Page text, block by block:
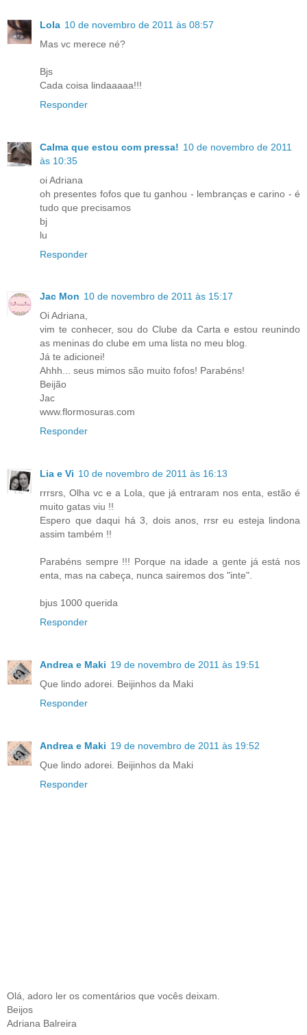
Lola 10 de novembro de 2011 às 08:57
Mas vc merece né?
Bjs
Cada coisa lindaaaaa!!!
Responder
Calma que estou com pressa! 10 de novembro de 2011
às 10:35
oi Adriana
oh presentes fofos que tu ganhou - lembranças e carino - é
tudo que precisamos
bj
lu
Responder
Jac Mon 10 de novembro de 2011 às 15:17
Oi Adriana,
vim te conhecer, sou do Clube da Carta e estou reunindo
as meninas do clube em uma lista no meu blog.
Já te adicionei!
Ahhh... seus mimos são muito fofos! Parabéns!
Beijão
Jac
www.flormosuras.com
Responder
Lia e Vi 10 de novembro de 2011 às 16:13
rrrsrs, Olha vc e a Lola, que já entraram nos enta, estão é
muito gatas viu !!
Espero que daqui há 3, dois anos, rrsr eu esteja lindona
assim também !!
Parabéns sempre !!! Porque na idade a gente já está nos
enta, mas na cabeça, nunca sairemos dos "inte".
bjus 1000 querida
Responder
Andrea e Maki 19 de novembro de 2011 às 19:51
Que lindo adorei. Beijinhos da Maki
Responder
Andrea e Maki 19 de novembro de 2011 às 19:52
Que lindo adorei. Beijinhos da Maki
Responder
Olá, adoro ler os comentários que vocês deixam.
Beijos
Adriana Balreira